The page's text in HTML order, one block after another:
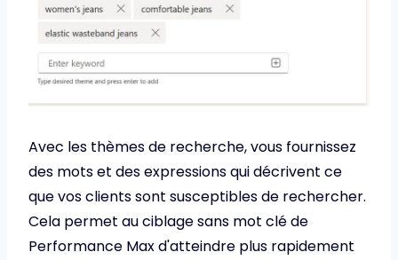
Avec les thèmes de recherche, vous fournissez
des mots et des expressions qui décrivent ce
que vos clients sont susceptibles de rechercher.
Cela permet au ciblage sans mot clé de
Performance Max d'atteindre plus rapidement